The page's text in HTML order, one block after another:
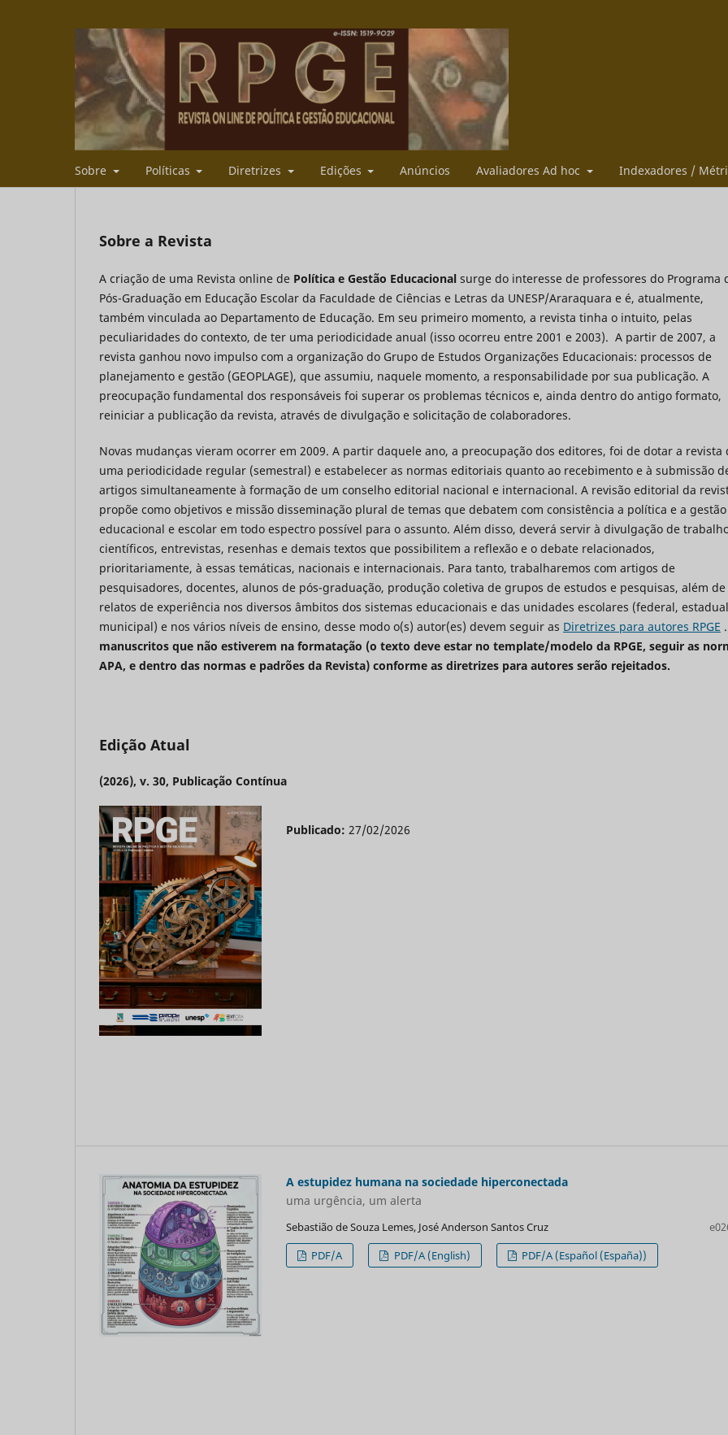
Sobre Políticas Diretrizes Edições Anúncios Avaliadores Ad hoc Indexadores /
Sobre a Revista
A criação de uma Revista online de Política e Gestão Educacional surge do interesse de professores do Programa
Pós-Graduação em Educação Escolar da Faculdade de Ciências e Letras da UNESP/Araraquara e é, atualmente,
também vinculada ao Departamento de Educação. Em seu primeiro momento, a revista tinha o intuito, pelas
peculiaridades do contexto, de ter uma periodicidade anual (isso ocorreu entre 2001 e 2003). A partir de 2007, a
revista ganhou novo impulso com a organização do Grupo de Estudos Organizações Educacionais: processos de
planejamento e gestão (GEOPLAGE), que assumiu, naquele momento, a responsabilidade por sua publicação. A
preocupação fundamental dos responsáveis foi superar os problemas técnicos e, ainda dentro do antigo formato,
reiniciar a publicação da revista, através de divulgação e solicitação de colaboradores.
Novas mudanças vieram ocorrer em 2009. A partir daquele ano, a preocupação dos editores, foi de dotar a revista
uma periodicidade regular (semestral) e estabelecer as normas editoriais quanto ao recebimento e à submissão
artigos simultaneamente à formação de um conselho editorial nacional e internacional. A revisão editorial da
propõe como objetivos e missão disseminação plural de temas que debatem com consistência a política e a gestão
educacional e escolar em todo espectro possível para o assunto. Além disso, deverá servir à divulgação de
científicos, entrevistas, resenhas e demais textos que possibilitem a reflexão e o debate relacionados,
prioritariamente, à essas temáticas, nacionais e internacionais. Para tanto, trabalharemos com artigos de
pesquisadores, docentes, alunos de pós-graduação, produção coletiva de grupos de estudos e pesquisas, além de
relatos de experiência nos diversos âmbitos dos sistemas educacionais e das unidades escolares (federal,
municipal) e nos vários níveis de ensino, desse modo o(s) autor(es) devem seguir as Diretrizes para autores RPGE
manuscritos que não estiverem na formatação (o texto deve estar no template/modelo da RPGE, seguir as
APA, e dentro das normas e padrões da Revista) conforme as diretrizes para autores serão rejeitados.
Edição Atual
(2026), v. 30, Publicação Contínua
Publicado: 27/02/2026
A estupidez humana na sociedade hiperconectada
uma urgência, um alerta
Sebastião de Souza Lemes, José Anderson Santos Cruz
PDF/A
PDF/A (English) PDF/A (Español (España))